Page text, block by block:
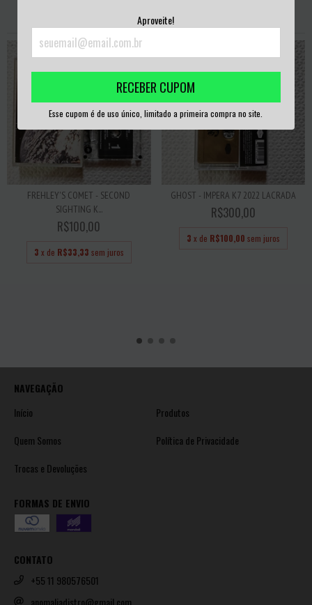
Aproveite!
RECEBER CUPOM
Esse cupom é de uso único, limitado a primeira compra no site.
PRODUTOS SIMILARES
FREHLEY'S COMET - SECOND
SIGHTING K...
R$100,00
3 x de R$33,33 sem juros
GHOST - IMPERA K7 2022 LACRADA
R$300,00
3 x de R$100,00 sem juros
NAVEGAÇÃO
Início
Produtos
Quem Somos
Política de Privacidade
Trocas e Devoluções
FORMAS DE ENVIO
CONTATO
+55 11 980576501
anomaliadistro@gmail.com